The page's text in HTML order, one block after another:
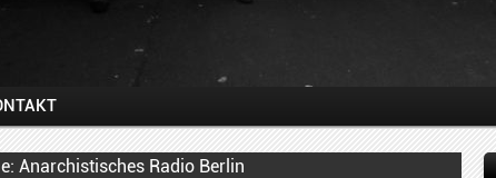
Anarchistisches Radio Berlin